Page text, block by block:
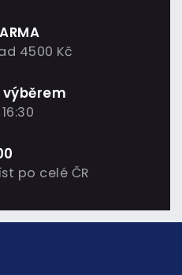
4500 Kč
po celé ČR